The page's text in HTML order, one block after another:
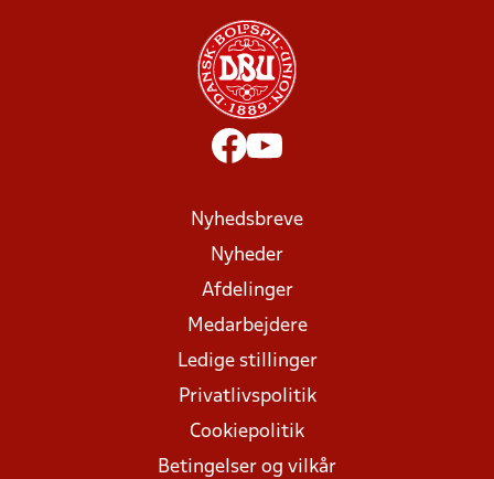
Nyhedsbreve
Nyheder
Afdelinger
Medarbejdere
Ledige stillinger
Privatlivspolitik
Cookiepolitik
Betingelser og vilkår